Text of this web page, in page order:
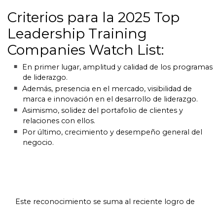
Criterios para la 2025 Top
Leadership Training
Companies Watch List:
En primer lugar, amplitud y calidad de los programas
de liderazgo.
Además, presencia en el mercado, visibilidad de
marca e innovación en el desarrollo de liderazgo.
Asimismo, solidez del portafolio de clientes y
relaciones con ellos.
Por último, crecimiento y desempeño general del
negocio.
Este reconocimiento se suma al reciente logro de